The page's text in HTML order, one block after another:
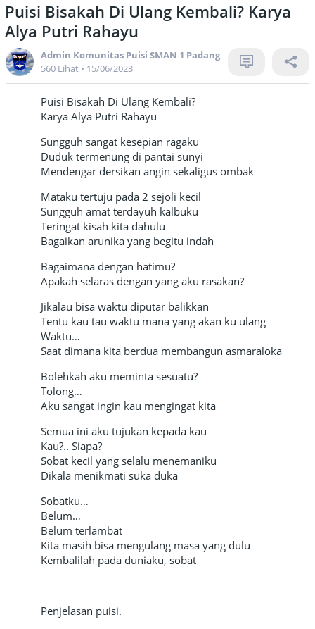
Puisi Bisakah Di Ulang Kembali? Karya
Alya Putri Rahayu
Admin Komunitas Puisi SMAN 1 Padang
560 Lihat • 15/06/2023
Puisi Bisakah Di Ulang Kembali?
Karya Alya Putri Rahayu
Sungguh sangat kesepian ragaku
Duduk termenung di pantai sunyi
Mendengar dersikan angin sekaligus ombak
Mataku tertuju pada 2 sejoli kecil
Sungguh amat terdayuh kalbuku
Teringat kisah kita dahulu
Bagaikan arunika yang begitu indah
Bagaimana dengan hatimu?
Apakah selaras dengan yang aku rasakan?
Jikalau bisa waktu diputar balikkan
Tentu kau tau waktu mana yang akan ku ulang
Waktu…
Saat dimana kita berdua membangun asmaraloka
Bolehkah aku meminta sesuatu?
Tolong…
Aku sangat ingin kau mengingat kita
Semua ini aku tujukan kepada kau
Kau?.. Siapa?
Sobat kecil yang selalu menemaniku
Dikala menikmati suka duka
Sobatku…
Belum…
Belum terlambat
Kita masih bisa mengulang masa yang dulu
Kembalilah pada duniaku, sobat
Penjelasan puisi.